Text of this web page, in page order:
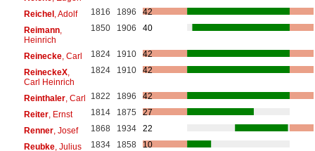
Reichel, Adolf 1816 1896
42
Reimann,
Heinrich
1850 1906 40
Reinecke, Carl 1824 1910
42
ReineckeX,
Carl Heinrich
1824 1910 42
Reinthaler, Carl 1822 1896
42
Reiter, Ernst 1814 1875
27
Renner, Josef 1868 1934
22
Reubke, Julius 1834 1858
10